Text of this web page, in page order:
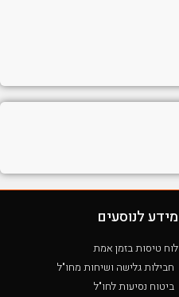
מידע לנוסעים
לוח טיסות בזמן אמת
חבילות גלישה ושיחות מחו"ל
ביטוח נסיעות לחו"ל